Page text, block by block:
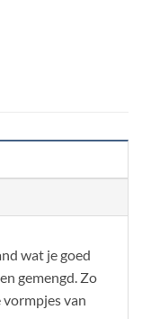
wat je goed
gemengd. Zo
van